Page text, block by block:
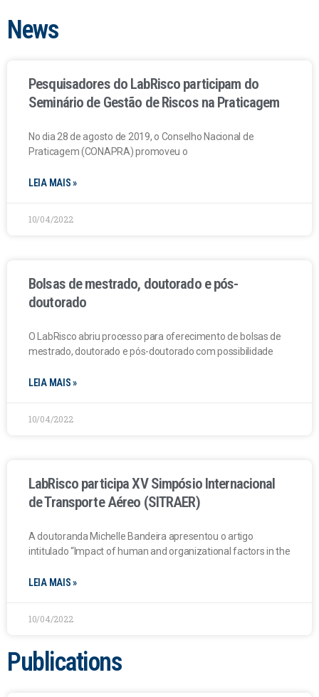
News
Pesquisadores do LabRisco participam do
Seminário de Gestão de Riscos na Praticagem
No dia 28 de agosto de 2019, o Conselho Nacional de
Praticagem (CONAPRA) promoveu o
LEIA MAIS »
10/04/2022
Bolsas de mestrado, doutorado e pós-
doutorado
O LabRisco abriu processo para oferecimento de bolsas de
mestrado, doutorado e pós-doutorado com possibilidade
LEIA MAIS »
10/04/2022
LabRisco participa XV Simpósio Internacional
de Transporte Aéreo (SITRAER)
A doutoranda Michelle Bandeira apresentou o artigo
intitulado “Impact of human and organizational factors in the
LEIA MAIS »
10/04/2022
Publications